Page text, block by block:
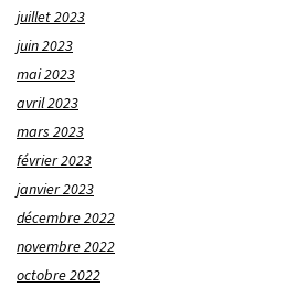
juillet 2023
juin 2023
mai 2023
avril 2023
mars 2023
février 2023
janvier 2023
décembre 2022
novembre 2022
octobre 2022